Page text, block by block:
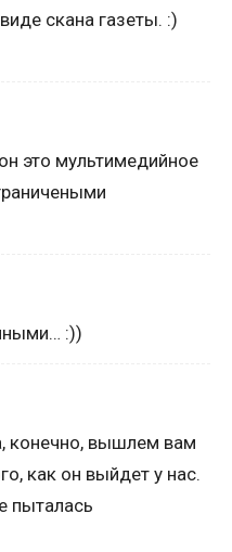
скана газеты. :)
это мультимедийное
:))
конечно, вышлем вам
как он выйдет у нас.
пыталась